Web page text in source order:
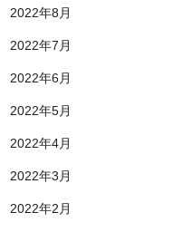
2022年8月
2022年7月
2022年6月
2022年5月
2022年4月
2022年3月
2022年2月